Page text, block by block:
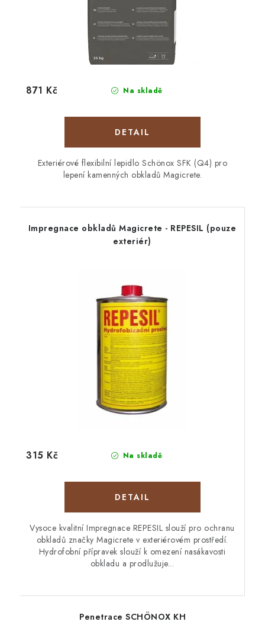
Na skladě
871 Kč
Exteriérové flexibilní lepidlo Schönox SFK (Q4) pro
lepení kamenných obkladů Magicrete.
Impregnace obkladů Magicrete - REPESIL (pouze
exteriér)
Na skladě
315 Kč
Vysoce kvalitní Impregnace REPESIL slouží pro ochranu
obkladů značky Magicrete v exteriérovém prostředí.
Hydrofobní přípravek slouží k omezení nasákavosti
obkladu a prodlužuje...
Penetrace SCHÖNOX KH